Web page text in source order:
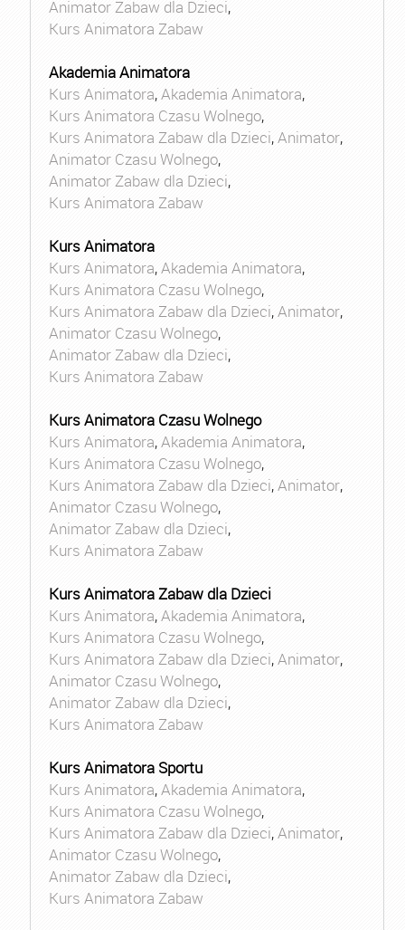
Animator Zabaw dla Dzieci,
Kurs Animatora Zabaw
Akademia Animatora
Kurs Animatora,Akademia Animatora,
Kurs Animatora Czasu Wolnego,
Kurs Animatora Zabaw dla Dzieci,Animator,
Animator Czasu Wolnego,
Animator Zabaw dla Dzieci,
Kurs Animatora Zabaw
Kurs Animatora
Kurs Animatora,Akademia Animatora,
Kurs Animatora Czasu Wolnego,
Kurs Animatora Zabaw dla Dzieci,Animator,
Animator Czasu Wolnego,
Animator Zabaw dla Dzieci,
Kurs Animatora Zabaw
Kurs Animatora Czasu Wolnego
Kurs Animatora,Akademia Animatora,
Kurs Animatora Czasu Wolnego,
Kurs Animatora Zabaw dla Dzieci,Animator,
Animator Czasu Wolnego,
Animator Zabaw dla Dzieci,
Kurs Animatora Zabaw
Kurs Animatora Zabaw dla Dzieci
Kurs Animatora,Akademia Animatora,
Kurs Animatora Czasu Wolnego,
Kurs Animatora Zabaw dla Dzieci,Animator,
Animator Czasu Wolnego,
Animator Zabaw dla Dzieci,
Kurs Animatora Zabaw
Kurs Animatora Sportu
Kurs Animatora,Akademia Animatora,
Kurs Animatora Czasu Wolnego,
Kurs Animatora Zabaw dla Dzieci,Animator,
Animator Czasu Wolnego,
Animator Zabaw dla Dzieci,
Kurs Animatora Zabaw